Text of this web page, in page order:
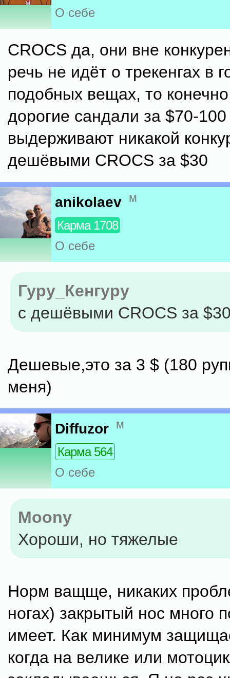
О себе
CROCS да, они вне
речь не идёт о трекенгах в
подобных вещах, то
дорогие сандали за $70-
выдерживают никакой
дешёвыми CROCS за $30
anikolaev м
Карма 1708
О себе
Гуру_Кенгуру
с дешёвыми CROCS за
Дешевые,это за 3 $ (180
меня)
Diffuzor м
Карма 564
О себе
Moony
Хороши, но тяжелые
Норм ващще, никаких
ногах) закрытый нос много
имеет. Как минимум
когда на велике или